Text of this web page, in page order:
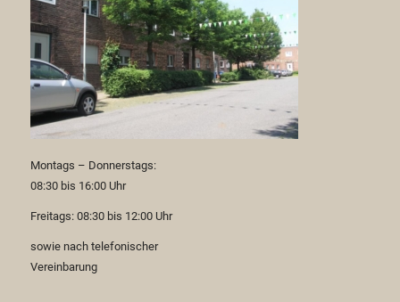
Montags – Donnerstags:
08:30 bis 16:00 Uhr
Freitags: 08:30 bis 12:00 Uhr
sowie nach telefonischer
Vereinbarung